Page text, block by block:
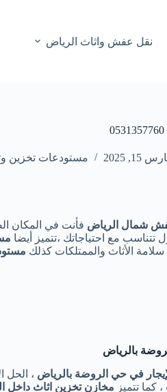
نقل عفش واثاث الرياض
15, 2025 مستودعات تخزين
شمال الرياض فأنت في المكان
مع احتياجاتك ،تتميز أيضا
الأثاث والممتلكات كذلك
بالرياض
في حي الروضة بالرياض ، الحل
كما تتميز مخازن تخزين اثاث داخل